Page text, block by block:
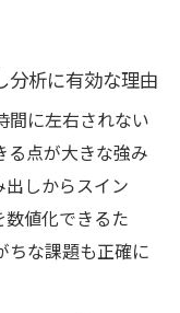
する練習法
つ機能とは
駄なく上達す
ローチする考
用した時短ト
分析に有効な理由
間に左右されない
る点が大きな強み
しからスイン
値化できるた
ちな課題も正確に